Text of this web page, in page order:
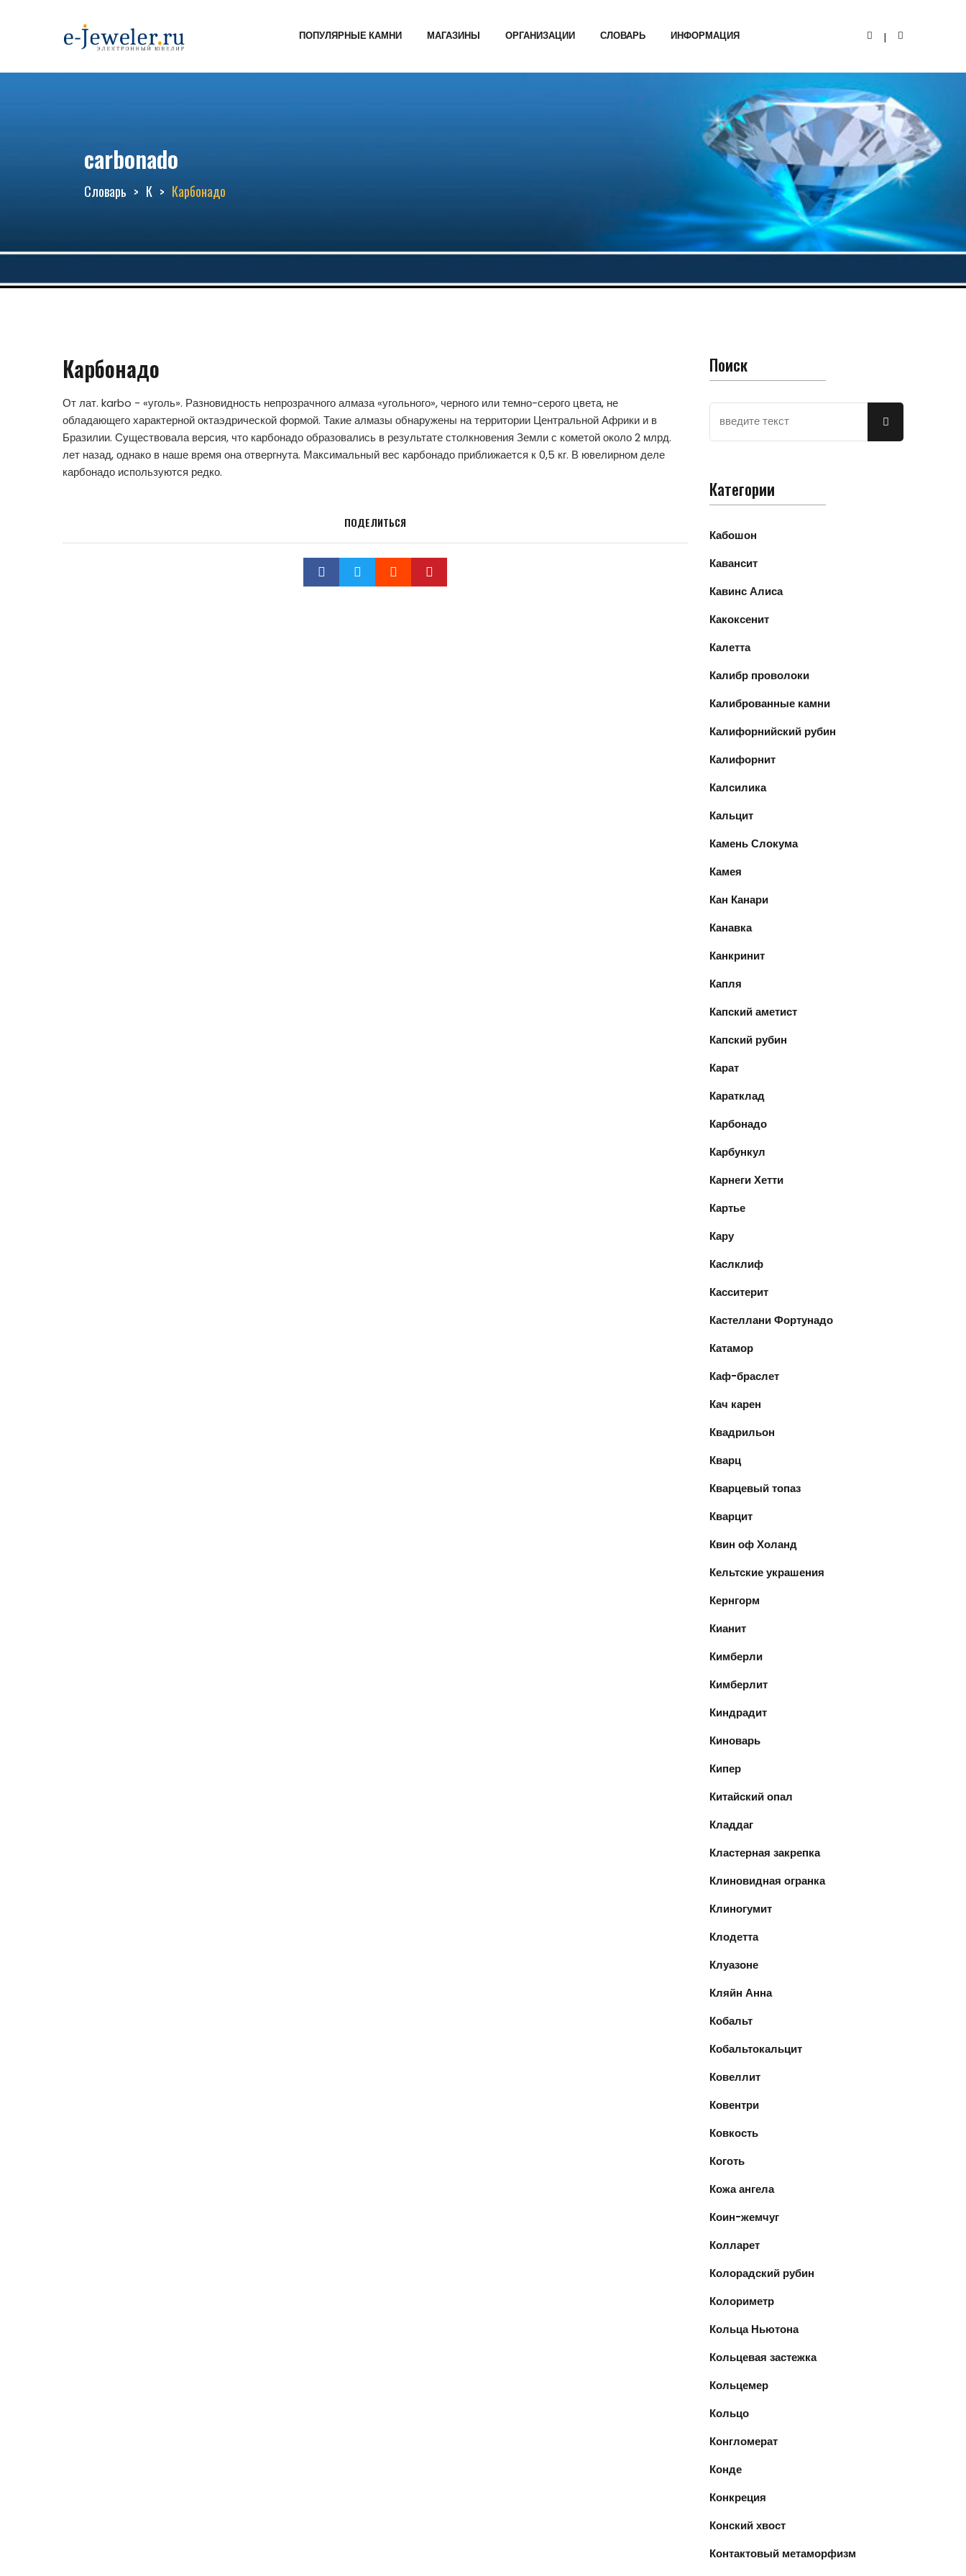
ПОПУЛЯРНЫЕ КАМНИ МАГАЗИНЫ ОРГАНИЗАЦИИ СЛОВАРЬ ИНФОРМАЦИЯ
carbonado
Словарь К Карбонадо
Карбонадо
От лат. karbo - «уголь». Разновидность непрозрачного алмаза «угольного», черного или темно-серого цвета, не
обладающего характерной октаэдрической формой. Такие алмазы обнаружены на территории Центральной Африки и в
Бразилии. Существовала версия, что карбонадо образовались в результате столкновения Земли с кометой около 2 млрд.
лет назад, однако в наше время она отвергнута. Максимальный вес карбонадо приближается к 0,5 кг. В ювелирном деле
карбонадо используются редко.
ПОДЕЛИТЬСЯ
Поиск
Категории
Кабошон
Кавансит
Кавинс Алиса
Какоксенит
Калетта
Калибр проволоки
Калиброванные камни
Калифорнийский рубин
Калифорнит
Калсилика
Кальцит
Камень Слокума
Камея
Кан Канари
Канавка
Канкринит
Капля
Капский аметист
Капский рубин
Карат
Каратклад
Карбонадо
Карбункул
Карнеги Хетти
Картье
Кару
Каслклиф
Касситерит
Кастеллани Фортунадо
Катамор
Каф-браслет
Кач карен
Квадрильон
Кварц
Кварцевый топаз
Кварцит
Квин оф Холанд
Кельтские украшения
Кернгорм
Кианит
Кимберли
Кимберлит
Киндрадит
Киноварь
Кипер
Китайский опал
Кладдаг
Кластерная закрепка
Клиновидная огранка
Клиногумит
Клодетта
Клуазоне
Кляйн Анна
Кобальт
Кобальтокальцит
Ковеллит
Ковентри
Ковкость
Коготь
Кожа ангела
Коин-жемчуг
Колларет
Колорадский рубин
Колориметр
Кольца Ньютона
Кольцевая застежка
Кольцемер
Кольцо
Конгломерат
Конде
Конкреция
Конский хвост
Контактовый метаморфизм